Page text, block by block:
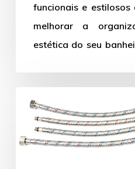
funcionais e estilosos
melhorar a
estética do seu
escolher